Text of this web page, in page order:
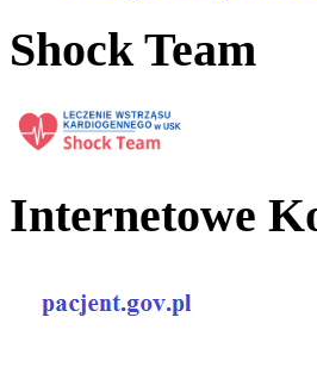
Shock Team
Internetowe